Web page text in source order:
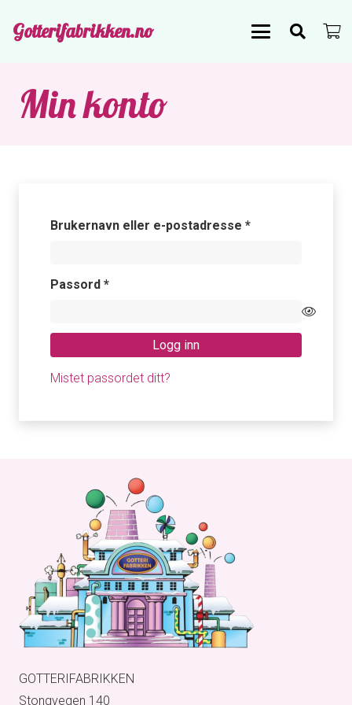
Gotterifabrikken.no
Min konto
Brukernavn eller e-postadresse *Påkrevd
Passord *Påkrevd
Logg inn
Mistet passordet ditt?
GOTTERIFABRIKKEN
Stongvegen 140